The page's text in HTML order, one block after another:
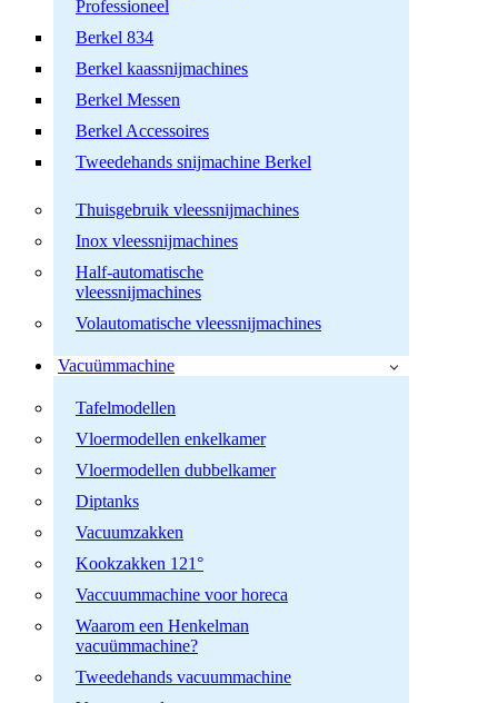
Professioneel
Berkel 834
Berkel kaassnijmachines
Berkel Messen
Berkel Accessoires
Tweedehands snijmachine Berkel
Thuisgebruik vleessnijmachines
Inox vleessnijmachines
Half-automatische
vleessnijmachines
Volautomatische vleessnijmachines
Vacuümmachine
Tafelmodellen
Vloermodellen enkelkamer
Vloermodellen dubbelkamer
Diptanks
Vacuumzakken
Kookzakken 121°
Vaccuummachine voor horeca
Waarom een Henkelman
vacuümmachine?
Tweedehands vacuummachine